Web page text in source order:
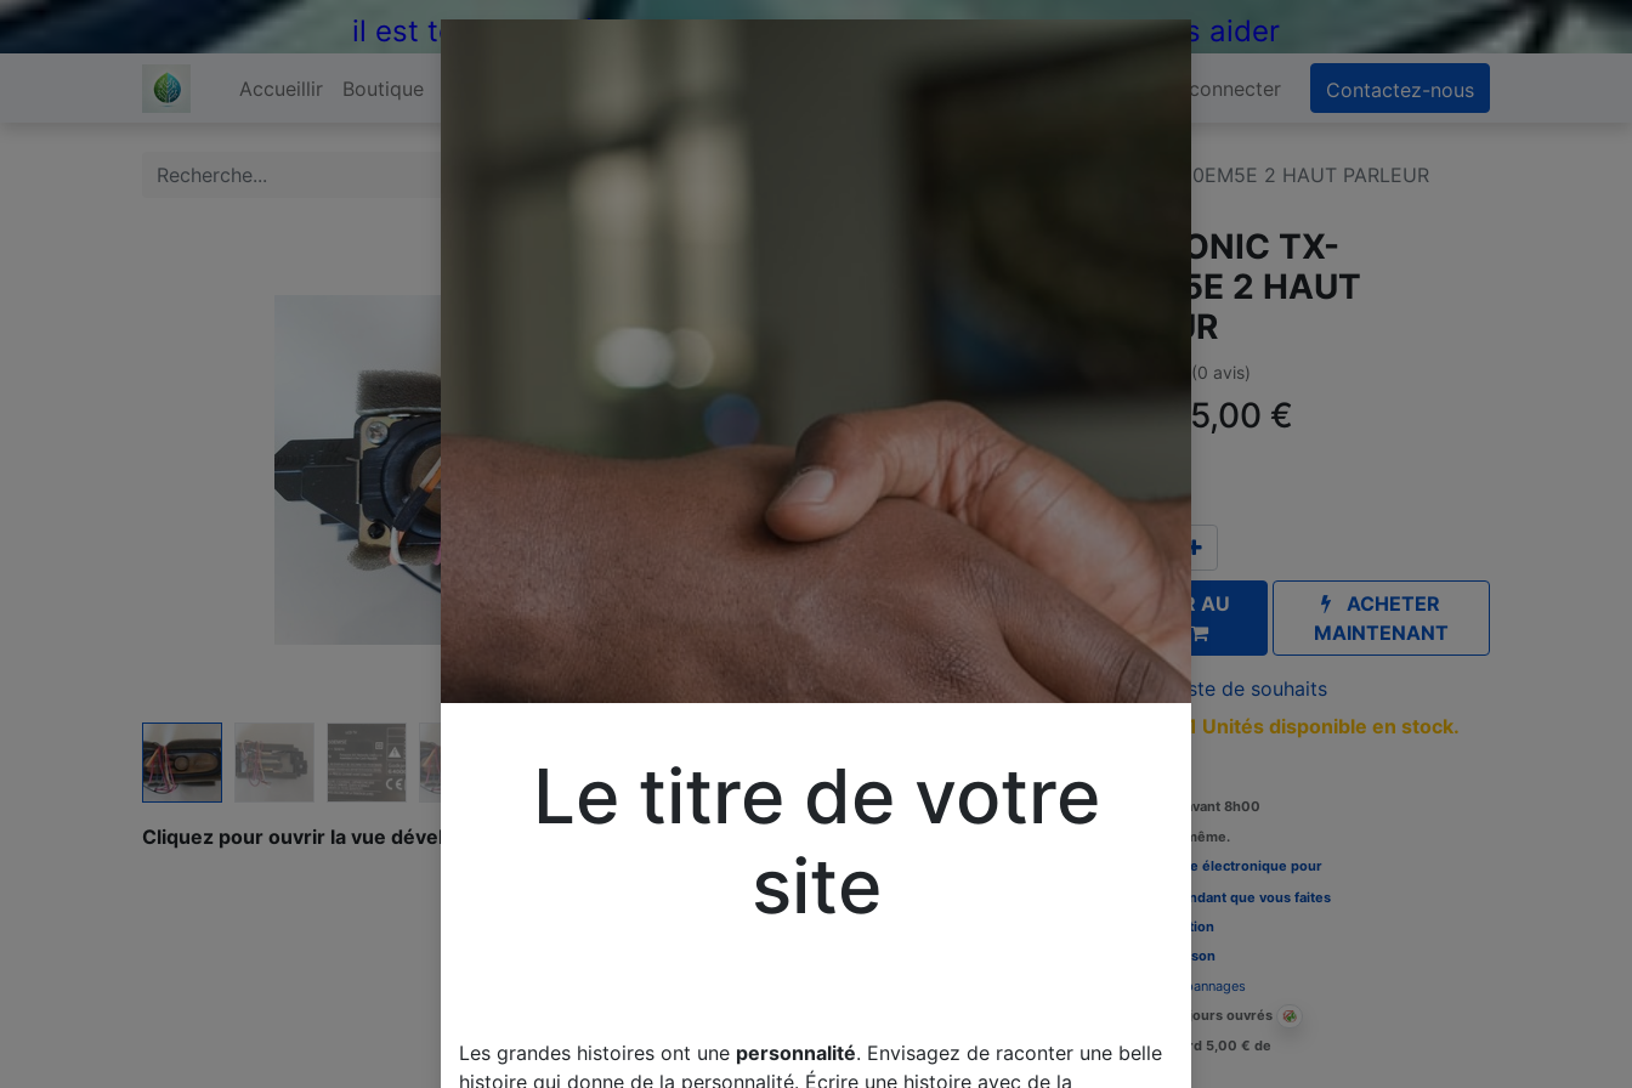
il est temps de réparer...Electronique 66 est heureux de vous aider
Accueillir Boutique Se connecter Contactez-nous
PANASONIC TX-L50EM5E 2 HAUT PARLEUR
Cliquez pour ouvrir la vue développée.
PANASONIC TX-
L50EM5E 2 HAUT
PARLEUR
(0 avis)
Offre :15,00 €
TTC
AJOUTER AU
PANIER
ACHETER
MAINTENANT
Ajouter à la liste de souhaits
Uniquement 1 Unités disponible en stock.
Commandez avant 8h00
Expédition le jour même.
Louez une carte électronique pour
votre télévision pendant que vous faites
option
Délais de livraison
Assistance dépannages
Livraison : 2-3 jours ouvrés
Crédit de retard 5,00 € de
livraisons.
Le titre de votre
site
Les grandes histoires ont une personnalité. Envisagez de raconter une belle
histoire qui donne de la personnalité. Écrire une histoire avec de la